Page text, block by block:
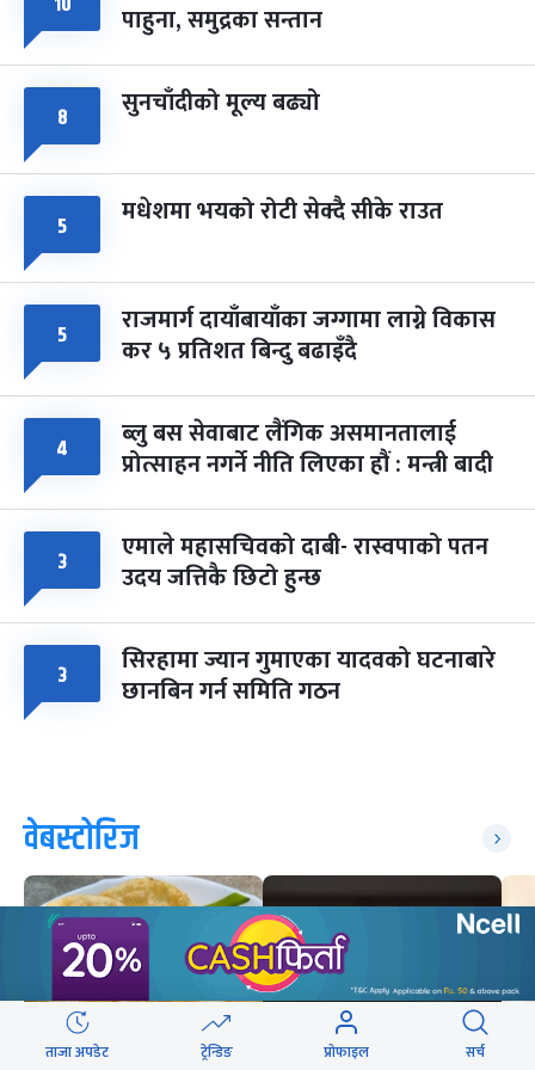
चैत्र ८, २०८३-Mar 22, 2027
पाहुना, समुद्रका सन्तान
८ सुनचाँदीको मूल्य बढ्यो
५ मधेशमा भयको रोटी सेक्दै सीके राउत
५ राजमार्ग दायाँबायाँका जग्गामा लाग्ने विकास
कर ५ प्रतिशत बिन्दु बढाइँदै
४ ब्लु बस सेवाबाट लैंगिक असमानतालाई
प्रोत्साहन नगर्ने नीति लिएका हौं : मन्त्री बादी
३ एमाले महासचिवको दाबी- रास्वपाको पतन
उदय जत्तिकै छिटो हुन्छ
३ सिरहामा ज्यान गुमाएका यादवको घटनाबारे
छानबिन गर्न समिति गठन
वेबस्टोरिज
ताजा अपडेट ट्रेन्डिङ प्रोफाइल सर्च